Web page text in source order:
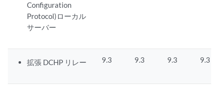
Configuration
Protocol)ローカル
サーバー
拡張 DCHP リレー 9.3 9.3 9.3 9.3